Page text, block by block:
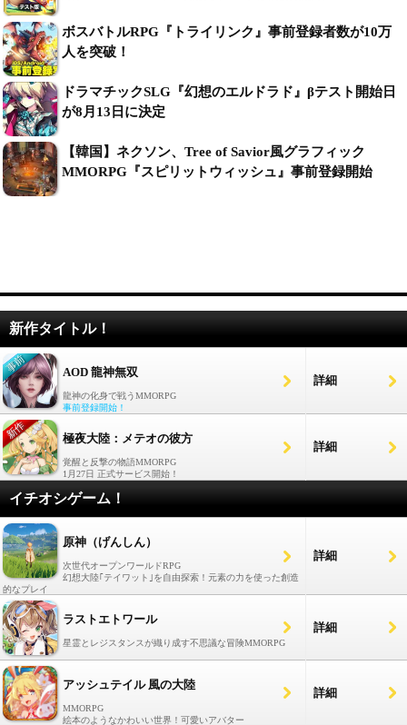
ボスバトルRPG『トライリンク』事前登録者数が10万
人を突破！
ドラマチックSLG『幻想のエルドラド』βテスト開始日
が8月13日に決定
【韓国】ネクソン、Tree of Savior風グラフィック
MMORPG『スピリットウィッシュ』事前登録開始
新作タイトル！
AOD 龍神無双
龍神の化身で戦うMMORPG
事前登録開始！
詳細
極夜大陸：メテオの彼方
覚醒と反撃の物語MMORPG
1月27日 正式サービス開始！
詳細
イチオシゲーム！
原神（げんしん）
次世代オープンワールドRPG
幻想大陸｢テイワット｣を自由探索！元素の力を使った創造
的なプレイ
詳細
ラストエトワール
星霊とレジスタンスが織り成す不思議な冒険MMORPG
詳細
アッシュテイル 風の大陸
MMORPG
絵本のようなかわいい世界！可愛いアバター
詳細